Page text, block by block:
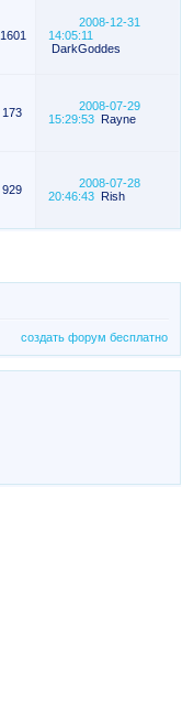
1601
2008-12-31
14:05:11
DarkGoddes
173
2008-07-29
15:29:53 Rayne
929
2008-07-28
20:46:43 Rish
создать форум бесплатно